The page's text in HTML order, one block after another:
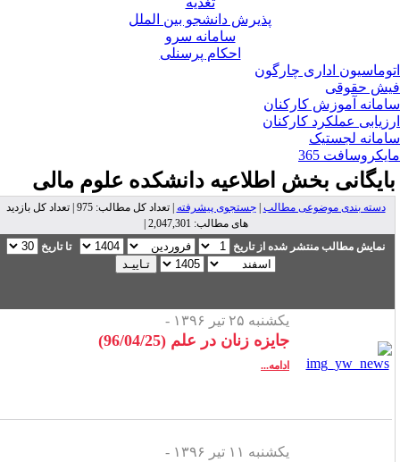
پذیرش دانشجو بین الملل
سامانه سرو
احکام پرسنلی
اداری چارگون
حقوقی
آموزش کارکنان
عملکرد کارکنان
لجستیک
365
بخشاطلاعیه دانشکده علوم مالی
دسته بندی موضوعی مطالب|جستجوی پیشرفته
| تعداد کل مطالب: 975 | تعداد کل بازدید
های مطالب: 2,047,301 |
نمایش مطالب منتشر شده از تاریخ
تا تاریخ
یکشنبه ۲۵ تیر ۱۳۹۶ -
جایزه زنان در علم (96/04/25)
ادامه...
یکشنبه ۱۱ تیر ۱۳۹۶ -